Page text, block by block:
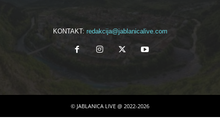
KONTAKT: redakcija@jablanicalive.com
© JABLANICA LIVE @ 2022-2026